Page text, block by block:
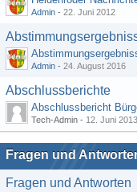
Admin - 22. Juni 2012
Admin - 24. August 2016
Abschlussberichte
Abschlussbericht
Tech-Admin - 12. Juni 2013
Fragen und
Fragen und Antworten